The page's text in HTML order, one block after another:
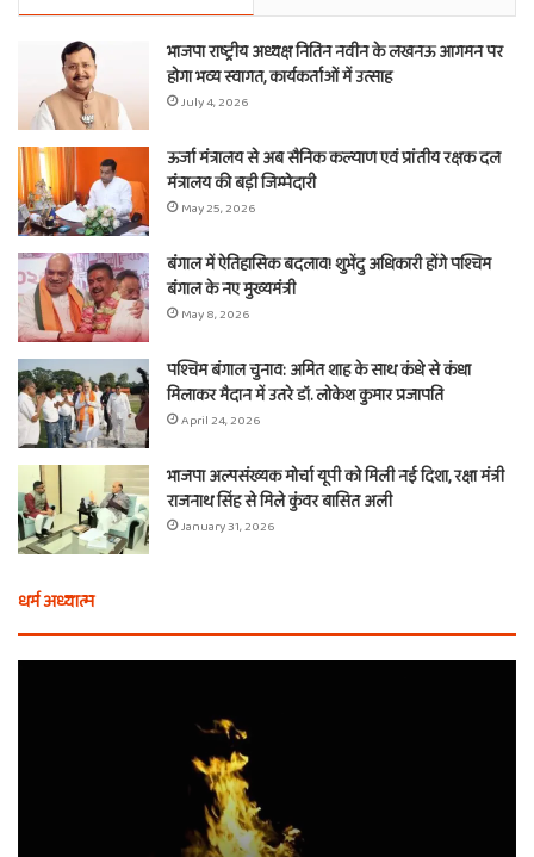
भाजपा राष्ट्रीय अध्यक्ष नितिन नवीन के लखनऊ आगमन पर
होगा भव्य स्वागत, कार्यकर्ताओं में उत्साह
July 4, 2026
ऊर्जा मंत्रालय से अब सैनिक कल्याण एवं प्रांतीय रक्षक दल
मंत्रालय की बड़ी जिम्मेदारी
May 25, 2026
बंगाल में ऐतिहासिक बदलाव! शुभेंदु अधिकारी होंगे पश्चिम
बंगाल के नए मुख्यमंत्री
May 8, 2026
पश्चिम बंगाल चुनाव: अमित शाह के साथ कंधे से कंधा
मिलाकर मैदान में उतरे डॉ. लोकेश कुमार प्रजापति
April 24, 2026
भाजपा अल्पसंख्यक मोर्चा यूपी को मिली नई दिशा, रक्षा मंत्री
राजनाथ सिंह से मिले कुंवर बासित अली
January 31, 2026
धर्म अध्यात्म